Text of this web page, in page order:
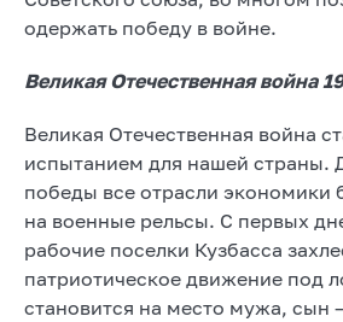
одержать победу в войне.
Великая Отечественная война
Великая Отечественная война
испытанием для нашей страны.
победы все отрасли экономики
на военные рельсы. С первых
рабочие поселки Кузбасса
патриотическое движение под
становится на место мужа, сын